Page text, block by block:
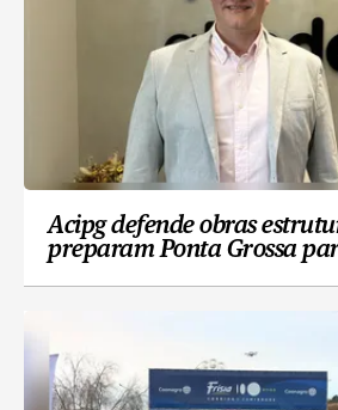
Acipg defende obras
preparam Ponta Grossa